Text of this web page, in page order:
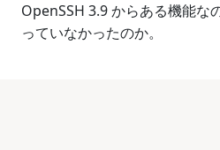
OpenSSH 3.9 からある機能な
っていなかったのか。